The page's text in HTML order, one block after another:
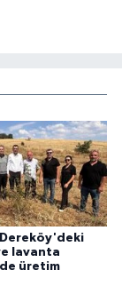
Dereköy'deki
lavanta
üretim